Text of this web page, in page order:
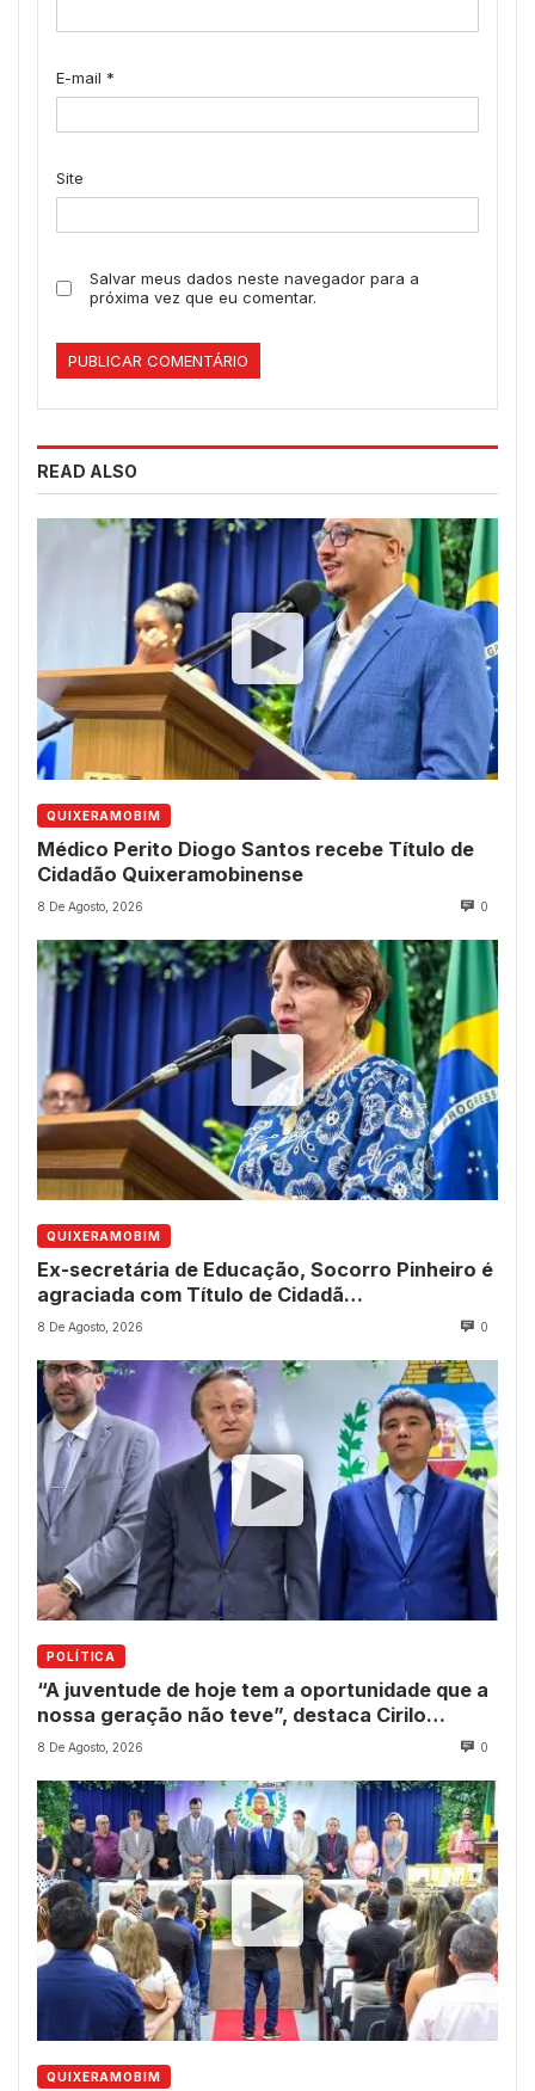
E-mail *
Site
Salvar meus dados neste navegador para a
próxima vez que eu comentar.
READ ALSO
QUIXERAMOBIM
Médico Perito Diogo Santos recebe Título de
Cidadão Quixeramobinense
8 De Agosto, 2026 0
QUIXERAMOBIM
Ex-secretária de Educação, Socorro Pinheiro é
agraciada com Título de Cidadã
Quixeramobinense
8 De Agosto, 2026 0
POLÍTICA
“A juventude de hoje tem a oportunidade que a
nossa geração não teve”, destaca Cirilo
Pimenta durante Sessão Solene
8 De Agosto, 2026 0
QUIXERAMOBIM